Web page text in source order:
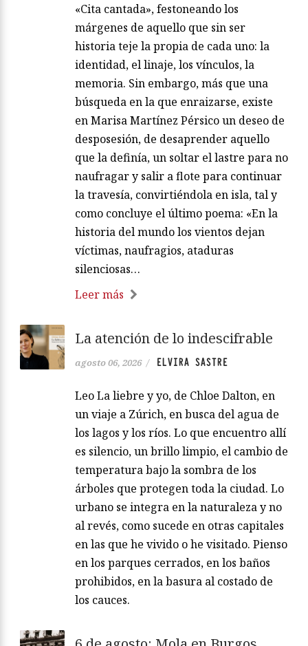
«Cita cantada», festoneando los
márgenes de aquello que sin ser
historia teje la propia de cada uno: la
identidad, el linaje, los vínculos, la
memoria. Sin embargo, más que una
búsqueda en la que enraizarse, existe
en Marisa Martínez Pérsico un deseo de
desposesión, de desaprender aquello
que la definía, un soltar el lastre para no
naufragar y salir a flote para continuar
la travesía, convirtiéndola en isla, tal y
como concluye el último poema: «En la
historia del mundo los vientos dejan
víctimas, naufragios, ataduras
silenciosas…
Leer más
La atención de lo indescifrable
agosto 06, 2026 / ELVIRA SASTRE
Leo La liebre y yo, de Chloe Dalton, en
un viaje a Zúrich, en busca del agua de
los lagos y los ríos. Lo que encuentro allí
es silencio, un brillo limpio, el cambio de
temperatura bajo la sombra de los
árboles que protegen toda la ciudad. Lo
urbano se integra en la naturaleza y no
al revés, como sucede en otras capitales
en las que he vivido o he visitado. Pienso
en los parques cerrados, en los baños
prohibidos, en la basura al costado de
los cauces.